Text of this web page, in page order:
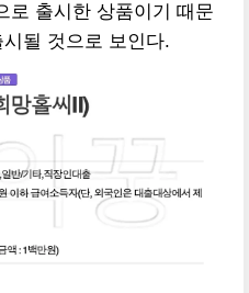
로 출시한 상품이기 때문
될 것으로 보인다.